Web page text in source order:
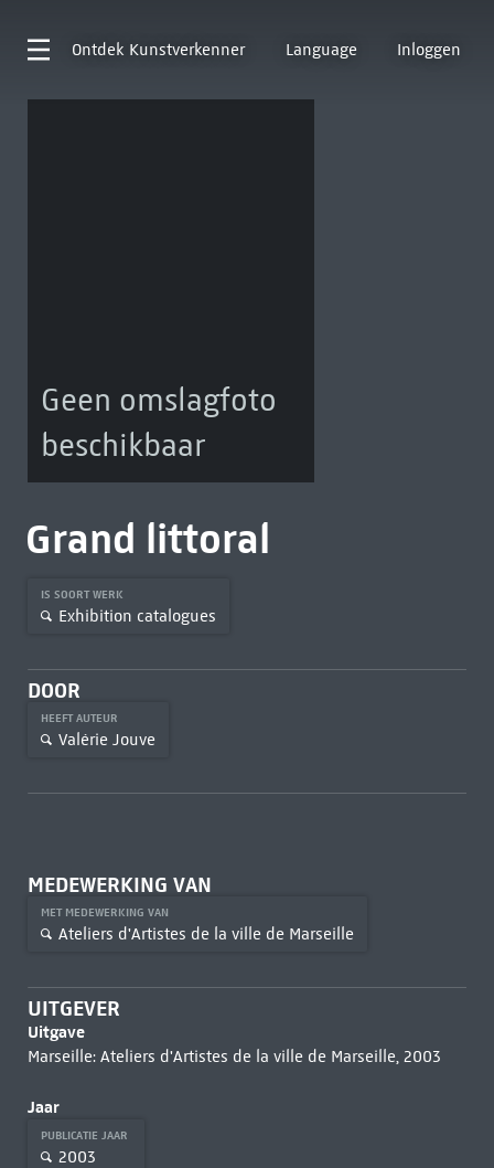
Ontdek Kunstverkenner Language Inloggen
Geen omslagfoto
beschikbaar
Grand littoral
IS SOORT WERK
Exhibition catalogues
DOOR
HEEFT AUTEUR
Valérie Jouve
MEDEWERKING VAN
MET MEDEWERKING VAN
Ateliers d'Artistes de la ville de Marseille
UITGEVER
Uitgave
Marseille: Ateliers d'Artistes de la ville de Marseille, 2003
Jaar
PUBLICATIE JAAR
2003